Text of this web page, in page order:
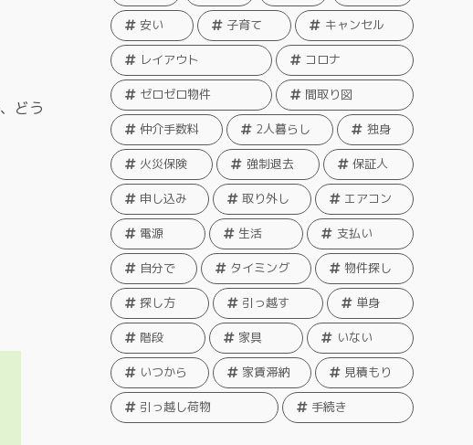
どう
安い 子育て キャンセル
レイアウト コロナ
ゼロゼロ物件 間取り図
仲介手数料 2人暮らし 独身
火災保険 強制退去 保証人
申し込み 取り外し エアコン
電源 生活 支払い
自分で タイミング 物件探し
探し方 引っ越す 単身
階段 家具 いない
いつから 家賃滞納 見積もり
引っ越し荷物 手続き